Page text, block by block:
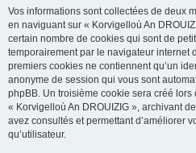
Vos informations sont collectées de deux
en naviguant sur « Korvigelloù An
certain nombre de cookies qui sont de
temporairement par le navigateur internet
premiers cookies ne contiennent qu’un
anonyme de session qui vous sont
phpBB. Un troisième cookie sera créé
« Korvigelloù An DROUIZIG », archivant
avez consultés et permettant d’améliorer
qu’utilisateur.